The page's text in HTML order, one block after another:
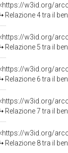
w3id.org/
Relazione 4 tra il
w3id.org/
Relazione 5 tra il
w3id.org/
Relazione 6 tra il
w3id.org/
Relazione 7 tra il
w3id.org/
Relazione 8 tra il